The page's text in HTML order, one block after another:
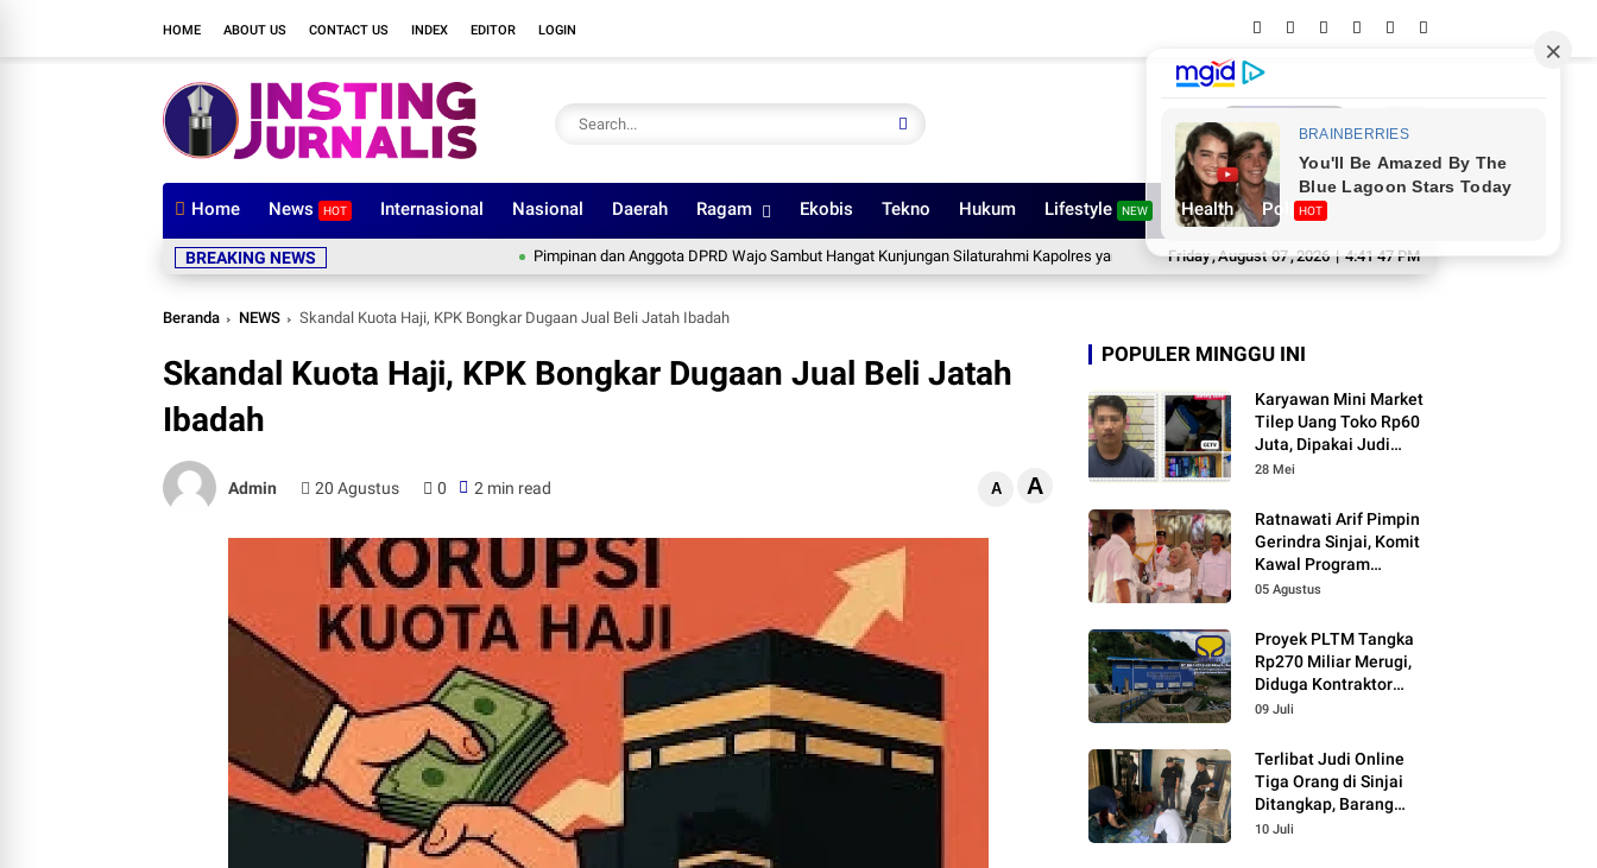
HOME ABOUT US CONTACT US INDEX EDITOR LOGIN
Network
Home News HOT Internasional Nasional Daerah Ragam Ekobis Tekno Hukum Lifestyle NEW Health Poll HOT
Friday,August 07,2026|4:41 48 PM
BREAKING NEWS Pimpinan dan Anggota DPRD Wajo Sambut Hangat Kunjungan Silaturahmi Kapolres yang Baru Bupati Ratnawati Lepas Kontingen Sinjai ke Jamnas XII, Pesannya
Beranda NEWS Skandal Kuota Haji, KPK Bongkar Dugaan Jual Beli Jatah Ibadah
Skandal Kuota Haji, KPK Bongkar Dugaan Jual Beli Jatah
Ibadah
Admin 20 Agustus 0 2 min read A A
POPULER MINGGU INI
Karyawan Mini Market
Tilep Uang Toko Rp60
Juta, Dipakai Judi
Online
28 Mei
Ratnawati Arif Pimpin
Gerindra Sinjai, Komit
Kawal Program
Prabowo
05 Agustus
Proyek PLTM Tangka
Rp270 Miliar Merugi,
Diduga Kontraktor
Tidak Profesional,
09 Juli
Terlibat Judi Online
Tiga Orang di Sinjai
Ditangkap, Barang
Bukti Kupon Putih
10 Juli